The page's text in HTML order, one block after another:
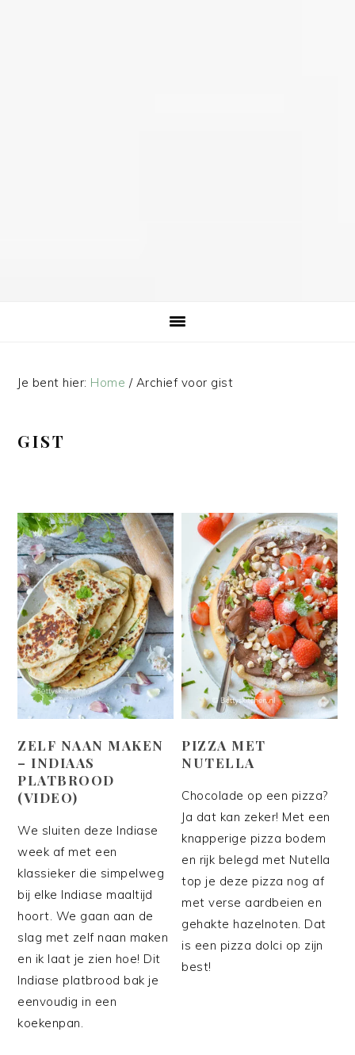
Je bent hier: Home /Archief voor gist
GIST
ZELF NAAN MAKEN
– INDIAAS
PLATBROOD
(VIDEO)
We sluiten deze Indiase
week af met een
klassieker die simpelweg
bij elke Indiase maaltijd
hoort. We gaan aan de
slag met zelf naan maken
en ik laat je zien hoe! Dit
Indiase platbrood bak je
eenvoudig in een
koekenpan.
PIZZA MET
NUTELLA
Chocolade op een pizza?
Ja dat kan zeker! Met een
knapperige pizza bodem
en rijk belegd met Nutella
top je deze pizza nog af
met verse aardbeien en
gehakte hazelnoten. Dat
is een pizza dolci op zijn
best!